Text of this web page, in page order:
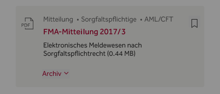
Mitteilung • Sorgfaltspflichtige • AML/CFT
FMA-Mitteilung 2017/3
Elektronisches Meldewesen nach
Sorgfaltspflichtrecht (0.44 MB)
Archiv